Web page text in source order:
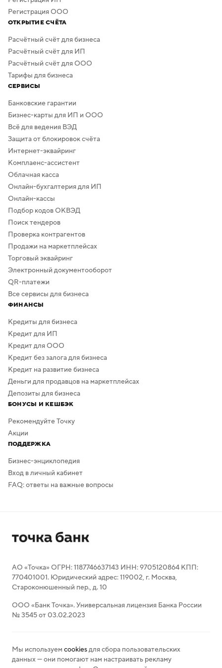
Регистрация ООО
ОТКРЫТИЕ СЧЁТА
Расчётный счёт для бизнеса
Расчётный счёт для ИП
Расчётный счёт для ООО
Тарифы для бизнеса
СЕРВИСЫ
Банковские гарантии
Бизнес-карты для ИП и ООО
Всё для ведения ВЭД
Защита от блокировок счёта
Интернет-эквайринг
Комплаенс-ассистент
Облачная касса
Онлайн-бухгалтерия для ИП
Онлайн-кассы
Подбор кодов ОКВЭД
Поиск тендеров
Проверка контрагентов
Продажи на маркетплейсах
Торговый эквайринг
Электронный документооборот
QR-платежи
Все сервисы для бизнеса
ФИНАНСЫ
Кредиты для бизнеса
Кредит для ИП
Кредит для ООО
Кредит без залога для бизнеса
Кредит на развитие бизнеса
Деньги для продавцов на маркетплейсах
Депозиты для бизнеса
БОНУСЫ И КЕШБЭК
Рекомендуйте Точку
Акции
ПОДДЕРЖКА
Бизнес-энциклопедия
Вход в личный кабинет
FAQ: ответы на важные вопросы
АО «Точка» ОГРН: 1187746637143 ИНН: 9705120864 КПП:
770401001. Юридический адрес: 119002, г. Москва,
Староконюшенный пер., д. 10
ООО «Банк Точка». Универсальная лицензия Банка России
№ 3545 от 03.02.2023
Мы используем cookiesдля сбора пользовательских
данных — они помогают нам настраивать рекламу